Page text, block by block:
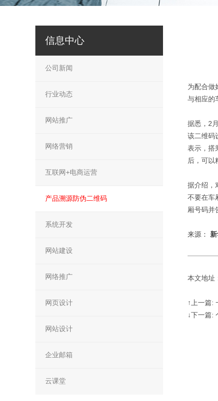
为配合做
与相应的
据悉，2
该二维码
表示，搭
后，可以
据介绍，
不要在车
厢号码并
来源： 新
本文地址
↑上一篇:
↓下一篇:
信息中心
公司新闻
行业动态
网站推广
网络营销
互联网+电商运营
产品溯源防伪二维码
系统开发
网站建设
网络推广
网页设计
网站设计
企业邮箱
云课堂